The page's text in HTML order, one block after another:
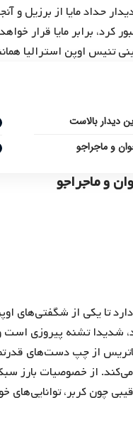
دیدار حداد مایا از برزیل و
کرد، برابر مایا قرار
تنیس اوپن استرالیا
دیدار بالاست
و ماجراجو
و ماجراجو
دارد تا یکی از شگفتی‌های
شدیدا تشنه پیروزی
از چپ دست‌های
از خصوصیات بارز
چون کربر،